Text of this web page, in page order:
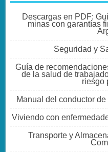
Descargas en PDF:
minas con garantías
Seguridad y
Guía de
de la salud de
riesgo
Manual del conductor
Viviendo con
Transporte y